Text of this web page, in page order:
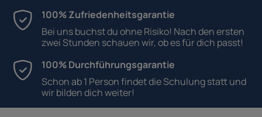
100% Zufriedenheitsgarantie
Bei uns buchst du ohne Risiko! Nach den ersten
zwei Stunden schauen wir, ob es für dich passt!
100% Durchführungsgarantie
Schon ab 1 Person findet die Schulung statt und
wir bilden dich weiter!